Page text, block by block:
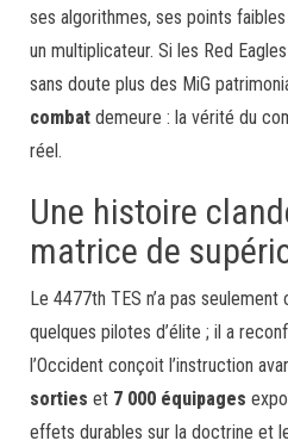
ses algorithmes, ses points
un multiplicateur. Si les Red
sans doute plus des MiG
combat demeure : la vérité du
réel.
Une histoire
matrice de
Le 4477th TES n’a pas
quelques pilotes d’élite ; il a
l’Occident conçoit l’instruction
sorties et 7 000 équipages
effets durables sur la doctrine et